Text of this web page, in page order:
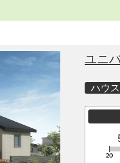
ユニ
ハウ